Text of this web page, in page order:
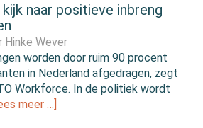
naar positieve inbreng
Hinke Wever
worden door ruim 90 procent
in Nederland afgedragen, zegt
Workforce. In de politiek wordt
meer …]